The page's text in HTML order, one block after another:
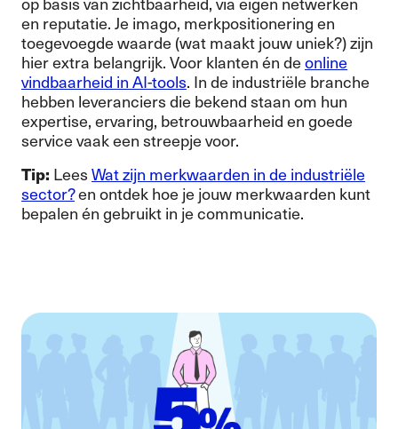
en reputatie. Je imago, merkpositionering en
toegevoegde waarde (wat maakt jouw uniek?) zijn
hier extra belangrijk. Voor klanten én deonline
vindbaarheid in AI-tools. In de industriële branche
hebben leveranciers die bekend staan om hun
expertise, ervaring, betrouwbaarheid en goede
service vaak een streepje voor.
Tip: Lees Wat zijn merkwaarden in de industriële
sector?en ontdek hoe je jouw merkwaarden kunt
bepalen én gebruikt in je communicatie.